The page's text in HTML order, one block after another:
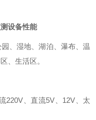
设备性能
、湿地、湖泊、瀑布、温
、生活区。
220V、直流5V、12V、太